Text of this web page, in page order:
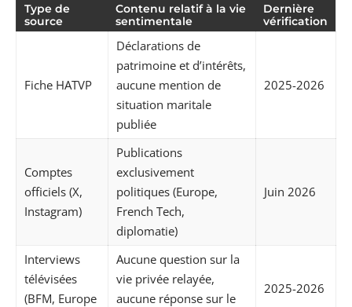
Type de
source
Contenu relatif à la vie
sentimentale
Dernière
vérification
Fiche HATVP
Déclarations de
patrimoine et d’intérêts,
aucune mention de
situation maritale
publiée
2025-2026
Comptes
officiels (X,
Instagram)
Publications
exclusivement
politiques (Europe,
French Tech,
diplomatie)
Juin 2026
Interviews
télévisées
(BFM, Europe
Aucune question sur la
vie privée relayée,
aucune réponse sur le
2025-2026